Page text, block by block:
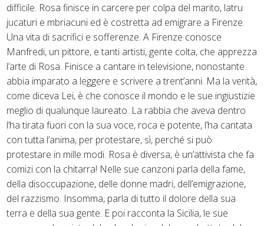
difficile. Rosa finisce in carcere per colpa del marito, latru
jucaturi e mbriacuni ed è costretta ad emigrare a Firenze.
Una vita di sacrifici e sofferenze. A Firenze conosce
Manfredi, un pittore, e tanti artisti, gente colta, che apprezza
l’arte di Rosa. Finisce a cantare in televisione, nonostante
abbia imparato a leggere e scrivere a trent’anni. Ma la verità,
come diceva Lei, è che conosce il mondo e le sue ingiustizie
meglio di qualunque laureato. La rabbia che aveva dentro
l’ha tirata fuori con la sua voce, roca e potente, l’ha cantata
con tutta l’anima, per protestare, sì, perché si può
protestare in mille modi. Rosa è diversa, è un’attivista che fa
comizi con la chitarra! Nelle sue canzoni parla della fame,
della disoccupazione, delle donne madri, dell’emigrazione,
del razzismo. Insomma, parla di tutto il dolore della sua
terra e della sua gente. E poi racconta la Sicilia, le sue